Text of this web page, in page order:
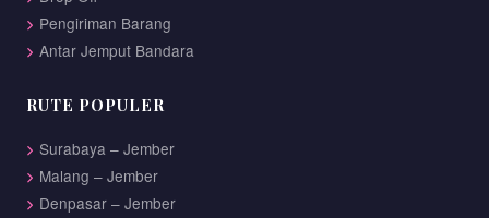
Pengiriman Barang
Antar Jemput Bandara
RUTE POPULER
Surabaya – Jember
Malang – Jember
Denpasar – Jember